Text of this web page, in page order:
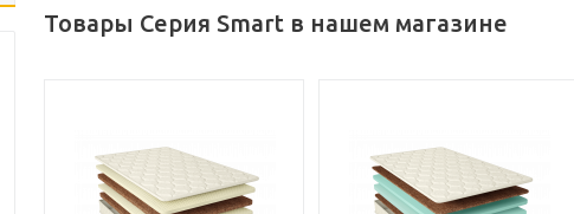
Товары Серия Smart в нашем магазине